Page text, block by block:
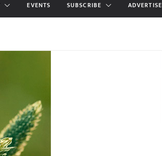
EVENTS SUBSCRIBE ADVERTISE